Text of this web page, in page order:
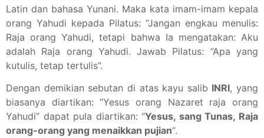
Latin dan bahasa Yunani. Maka kata imam-imam kepala
orang Yahudi kepada Pilatus: “Jangan engkau menulis:
Raja orang Yahudi, tetapi bahwa Ia mengatakan: Aku
adalah Raja orang Yahudi. Jawab Pilatus: “Apa yang
kutulis, tetap tertulis”.
Dengan demikian sebutan di atas kayu salib INRI, yang
biasanya diartikan: “Yesus orang Nazaret raja orang
Yahudi” dapat pula diartikan: “Yesus, sang Tunas, Raja
orang-orang yang menaikkan pujian“.